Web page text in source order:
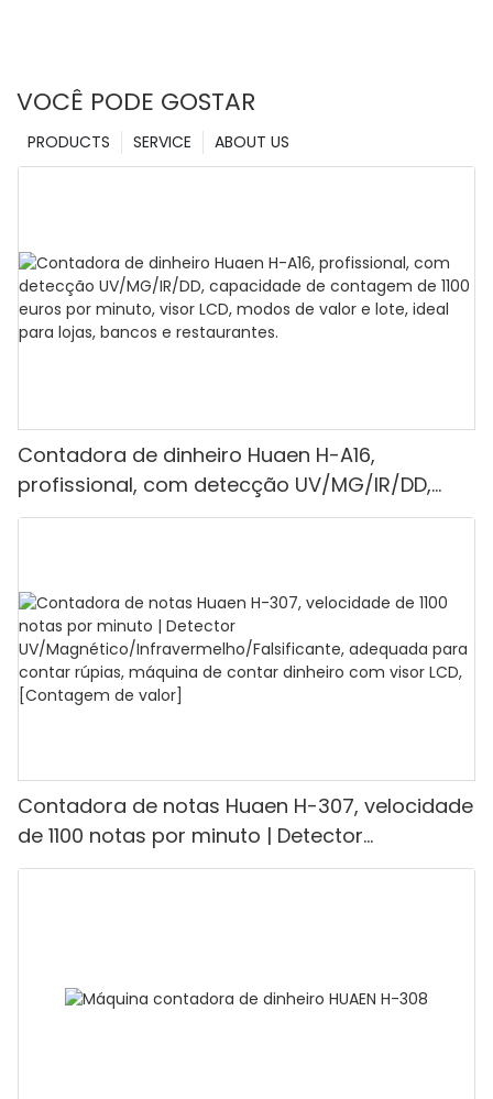
VOCÊ PODE GOSTAR
ABOUT US
SERVICE
PRODUCTS
Contadora de dinheiro Huaen H-A16,
profissional, com detecção UV/MG/IR/DD,
capacidade de contagem de 1100 euros por
Contadora de notas Huaen H-307, velocidade
de 1100 notas por minuto | Detector
UV/Magnético/Infravermelho/Falsificante,